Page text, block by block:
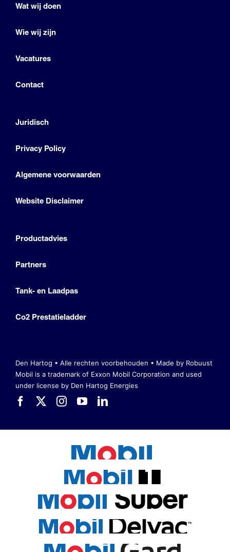
Wat wij doen
Wie wij zijn
Vacatures
Contact
Juridisch
Privacy Policy
Algemene voorwaarden
Website Disclaimer
Productadvies
Partners
Tank- en Laadpas
Co2 Prestatieladder
Den Hartog • Alle rechten voorbehouden • Made by Robuust
Mobil is a trademark of Exxon Mobil Corporation and used
under license by Den Hartog Energies